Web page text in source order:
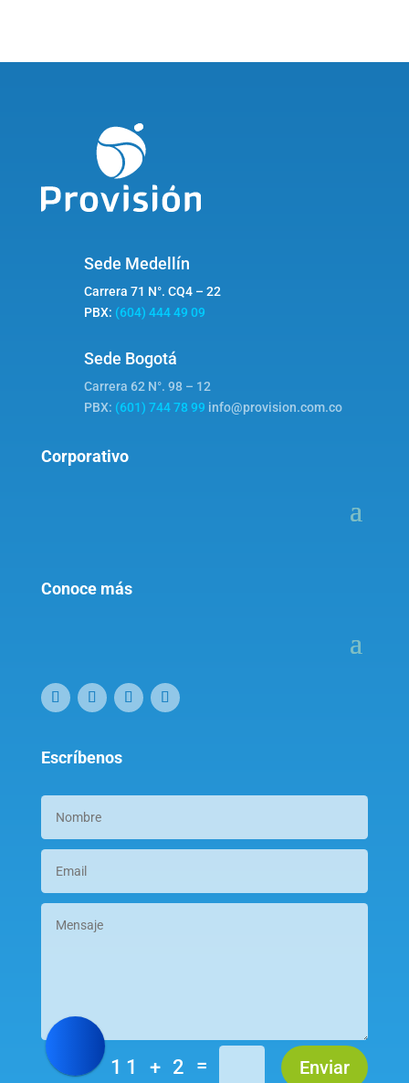
Sede Medellín
Carrera 71 N°. CQ4 – 22
PBX: (604) 444 49 09
Sede Bogotá
Carrera 62 N°. 98 – 12
PBX: (601) 744 78 99 info@provision.com.co
Corporativo
Conoce más
Escríbenos
11 + 2 = Enviar